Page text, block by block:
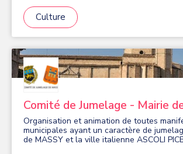
C’est déjà un très bon début! Si vous êtes
contactez-nous pour savoir si nous avons
de vous accueillir.
Culture
Comité de Jumelage - Mairie
Organisation et animation de toutes
municipales ayant un caractère de
de MASSY et la ville italienne ASCOLI